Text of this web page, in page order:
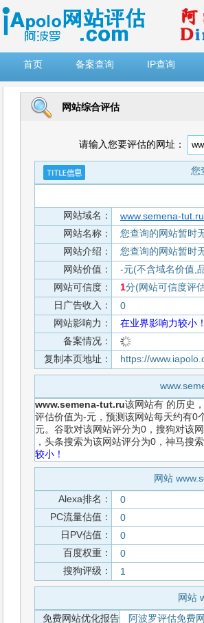
首页
备案查询 IP查询
网站综合评估
请输入您要评估的网址：
您
网站域名：
www.semena-tut.ru
网站名称：
您查询的网站暂时
网站介绍：
您查询的网站暂时
网站价值：
-元(不含域名价值,
网站可信度：
1分(网站可信度评
日广告收入：
0
网站影响力：
在业界影响力较小！
备案情况：
复制本页地址：
https://
www.semena-tut.ru该网站有 的历史
评估价值为-元，预测该网站每天约有0
元。谷歌对该网站评分为0，搜狗对该
，头条搜索为该网站评分为0，神马搜
较小！
网站
Alexa排名：
0
PC流量估值：
0
日PV估值：
0
百度权重：
0
搜狗评级：
1
网站
免费网站优化报告
阿波罗评估免费